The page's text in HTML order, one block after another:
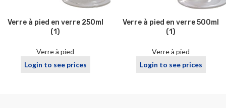
Verre à pied en verre 250ml
(1)
Verre à pied
Login to see prices
Verre à pied en verre 500ml
(1)
Verre à pied
Login to see prices